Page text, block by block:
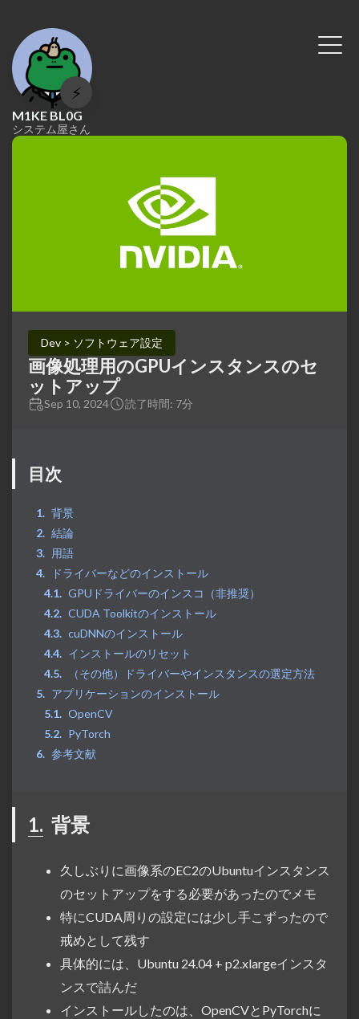
⚡
M1KE BL0G
システム屋さん
Dev > ソフトウェア設定
画像処理用のGPUインスタンスのセ
ットアップ
Sep 10, 2024 読了時間: 7分
目次
背景
結論
用語
ドライバーなどのインストール
GPUドライバーのインスコ（非推奨）
CUDA Toolkitのインストール
cuDNNのインストール
インストールのリセット
（その他）ドライバーやインスタンスの選定方法
アプリケーションのインストール
OpenCV
PyTorch
参考文献
1. 背景
久しぶりに画像系のEC2のUbuntuインスタンス
のセットアップをする必要があったのでメモ
特にCUDA周りの設定には少し手こずったので
戒めとして残す
具体的には、Ubuntu 24.04 + p2.xlargeインスタ
ンスで詰んだ
インストールしたのは、OpenCVとPyTorchに